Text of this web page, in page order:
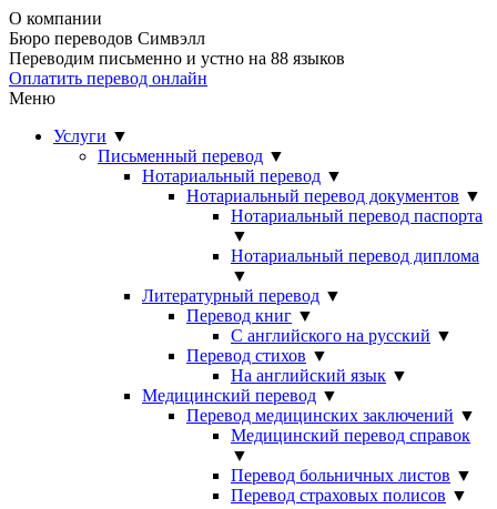
О компании
Бюро переводов Симвэлл
Переводим письменно и устно на 88 языков
Оплатить перевод онлайн
Меню
Услуги ▼
Письменный перевод ▼
Нотариальный перевод ▼
Нотариальный перевод документов ▼
Нотариальный перевод паспорта
▼
Нотариальный перевод диплома
▼
Литературный перевод ▼
Перевод книг ▼
С английского на русский ▼
Перевод стихов ▼
На английский язык ▼
Медицинский перевод ▼
Перевод медицинских заключений ▼
Медицинский перевод справок
▼
Перевод больничных листов ▼
Перевод страховых полисов ▼